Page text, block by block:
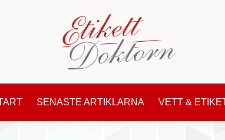
SENASTE ARTIKLARNA VETT &